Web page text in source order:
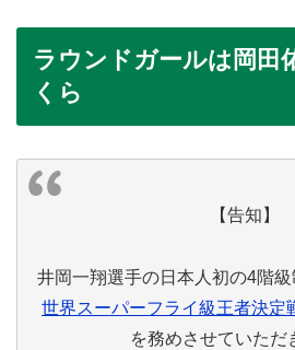
ラウンドガールは岡田
くら
【告知】
井岡一翔選手の日本人初の4階
世界スーパーフライ級王者決定
を務めさせていただ